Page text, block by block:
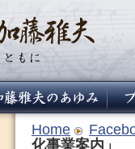
Home
化事業案内」